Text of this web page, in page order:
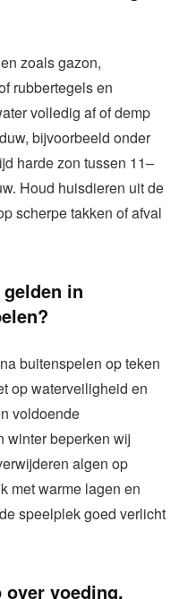
zoals gazon,
rubbertegels en
volledig af of demp
bijvoorbeeld onder
harde zon tussen 11–
Houd huisdieren uit de
scherpe takken of afval
in
buitenspelen op teken
op waterveiligheid en
voldoende
winter beperken wij
algen op
met warme lagen en
speelplek goed verlicht
over voeding,